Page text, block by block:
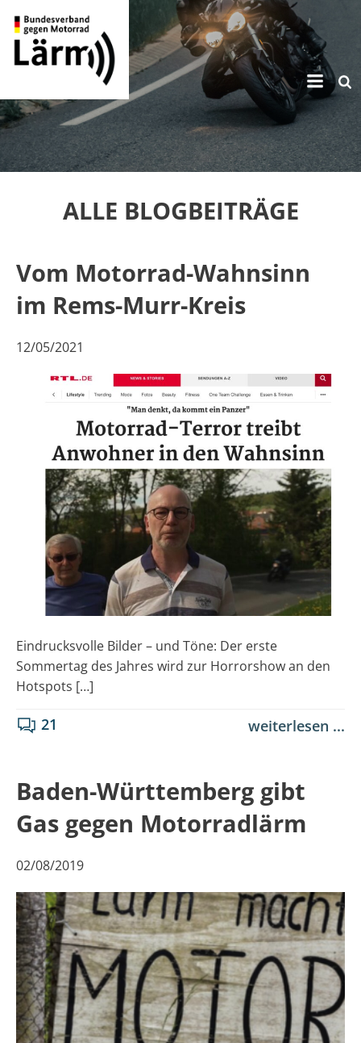
Zum
Inhalt
springen
ALLE BLOGBEITRÄGE
Vom Motorrad-Wahnsinn
im Rems-Murr-Kreis
12/05/2021
Eindrucksvolle Bilder – und Töne: Der erste
Sommertag des Jahres wird zur Horrorshow an den
Hotspots […]
21 weiterlesen ...
Baden-Württemberg gibt
Gas gegen Motorradlärm
02/08/2019